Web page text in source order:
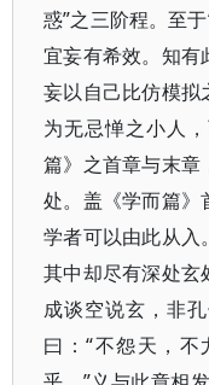
惑”之三阶程。至
宜妄有希效。知有
妄以自己比仿模拟
为无忌惮之小人
篇》之首章与末章
处。盖《学而篇》
学者可以由此从入
其中却尽有深处玄
成谈空说玄，非
曰：“不怨天，